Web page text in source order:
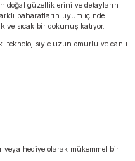
doğal güzelliklerini ve detaylarını
baharatların uyum içinde
ve sıcak bir dokunuş katıyor.
teknolojisiyle uzun ömürlü ve canlı
veya hediye olarak mükemmel bir